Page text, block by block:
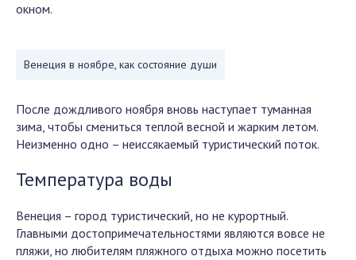
окном.
Венеция в ноябре, как состояние души
После дождливого ноября вновь наступает туманная
зима, чтобы смениться теплой весной и жарким летом.
Неизменно одно – неиссякаемый туристический поток.
Температура воды
Венеция – город туристический, но не курортный.
Главными достопримечательностями являются вовсе не
пляжи, но любителям пляжного отдыха можно посетить